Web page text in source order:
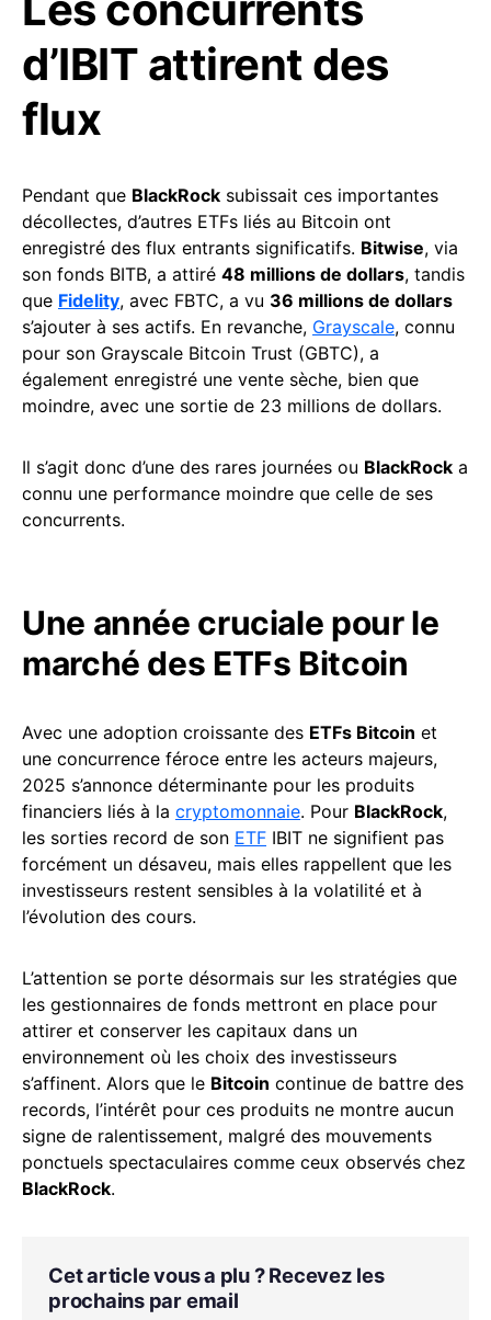
d’IBIT attirent des
flux
Pendant que BlackRock subissait ces importantes
décollectes, d’autres ETFs liés au Bitcoin ont
enregistré des flux entrants significatifs. Bitwise, via
son fonds BITB, a attiré 48 millions de dollars, tandis
que Fidelity, avec FBTC, a vu 36 millions de dollars
s’ajouter à ses actifs. En revanche, Grayscale, connu
pour son Grayscale Bitcoin Trust (GBTC), a
également enregistré une vente sèche, bien que
moindre, avec une sortie de 23 millions de dollars.
Il s’agit donc d’une des rares journées ou BlackRock a
connu une performance moindre que celle de ses
concurrents.
Une année cruciale pour le
marché des ETFs Bitcoin
Avec une adoption croissante des ETFs Bitcoin et
une concurrence féroce entre les acteurs majeurs,
2025 s’annonce déterminante pour les produits
financiers liés à la cryptomonnaie. Pour BlackRock,
les sorties record de son ETF IBIT ne signifient pas
forcément un désaveu, mais elles rappellent que les
investisseurs restent sensibles à la volatilité et à
l’évolution des cours.
L’attention se porte désormais sur les stratégies que
les gestionnaires de fonds mettront en place pour
attirer et conserver les capitaux dans un
environnement où les choix des investisseurs
s’affinent. Alors que le Bitcoin continue de battre des
records, l’intérêt pour ces produits ne montre aucun
signe de ralentissement, malgré des mouvements
ponctuels spectaculaires comme ceux observés chez
BlackRock.
Cet article vous a plu ? Recevez les
prochains par email